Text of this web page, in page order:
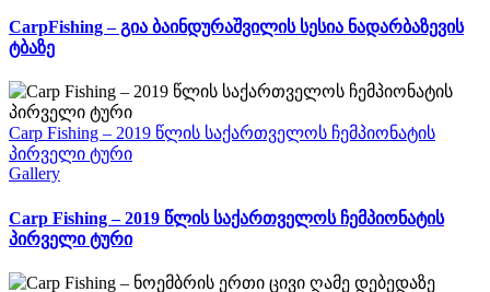
CarpFishing – გია ბაინდურაშვილის სესია ნადარბაზევის
ტბაზე
Carp Fishing – 2019 წლის საქართველოს ჩემპიონატის
პირველი ტური
Gallery
Carp Fishing – 2019 წლის საქართველოს ჩემპიონატის
პირველი ტური